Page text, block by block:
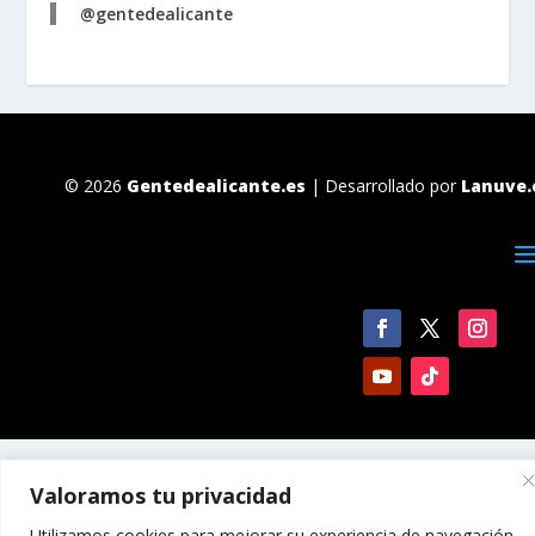
Valoramos tu privacidad
@gentedealicante
© 2026 Gentedealicante.es | Desarrollado por